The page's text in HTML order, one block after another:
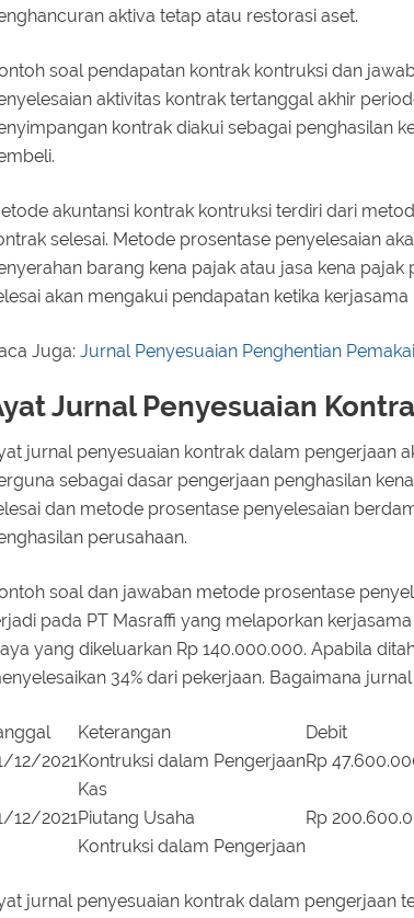
aktiva tetap atau restorasi aset.
soal pendapatan kontrak kontruksi dan
aktivitas kontrak tertanggal akhir
kontrak diakui sebagai penghasilan
akuntansi kontrak kontruksi terdiri dari
selesai. Metode prosentase penyelesaian
barang kena pajak atau jasa kena
akan mengakui pendapatan ketika kerjasama
Juga: Jurnal Penyesuaian Penghentian
Jurnal Penyesuaian
jurnal penyesuaian kontrak dalam pengerjaan
sebagai dasar pengerjaan penghasilan
dan metode prosentase penyelesaian
perusahaan.
soal dan jawaban metode prosentase
pada PT Masraffi yang melaporkan
yang dikeluarkan Rp 140.000.000. Apabila
34% dari pekerjaan. Bagaimana
Keterangan Debit
12/2021Kontruksi dalam PengerjaanRp
Kas
12/2021Piutang Usaha
Rp
Kontruksi dalam Pengerjaan
jurnal penyesuaian kontrak dalam pengerjaan